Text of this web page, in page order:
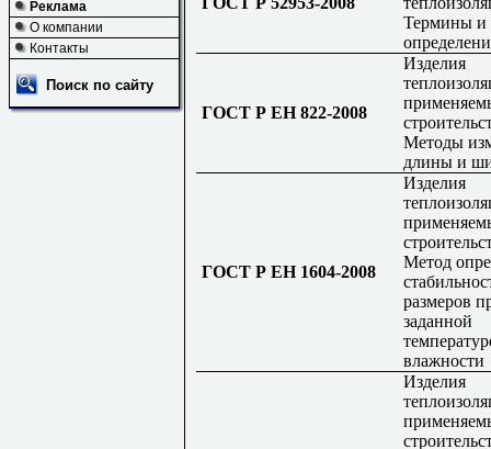
Реклама
О компании
Контакты
Поиск по сайту
Термины и
ГОСТ Р ЕН 822-2008
Изделия
Методы
длины и
ГОСТ Р ЕН 1604-2008
Изделия
Метод
размеров
заданной
влажности
Изделия